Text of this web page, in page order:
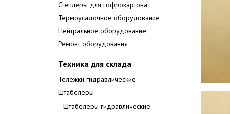
Степлеры для гофрокартона
Термоусадочное оборудование
Нейтральное оборудование
Ремонт оборудования
Техника для склада
Тележки гидравлические
Штабелеры
Штабелеры гидравлические